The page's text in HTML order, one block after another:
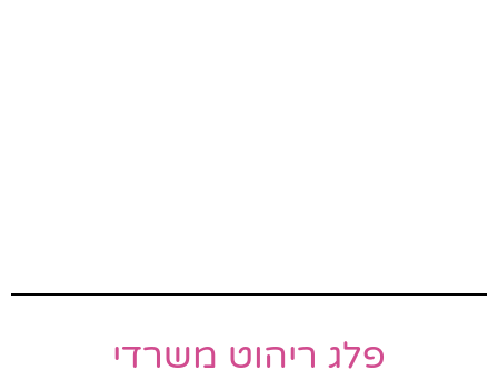
פלג ריהוט משרדי